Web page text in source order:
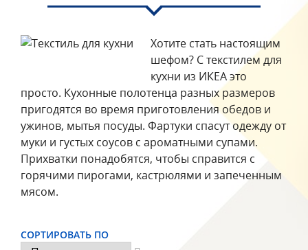
Хотите стать настоящим
шефом? С текстилем для
кухни из ИКЕА это
просто. Кухонные полотенца разных размеров
пригодятся во время приготовления обедов и
ужинов, мытья посуды. Фартуки спасут одежду от
муки и густых соусов с ароматными супами.
Прихватки понадобятся, чтобы справится с
горячими пирогами, кастрюлями и запеченным
мясом.
СОРТИРОВАТЬ ПО